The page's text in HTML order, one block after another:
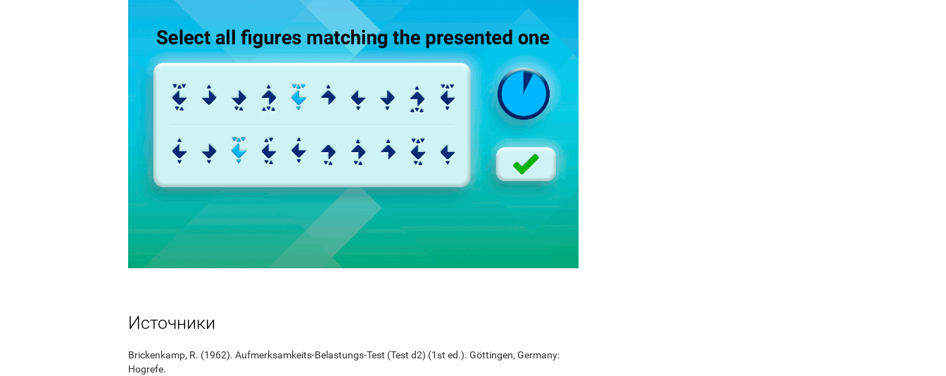
Источники
Brickenkamp, R. (1962). Aufmerksamkeits-Belastungs-Test (Test d2) (1st ed.). Göttingen, Germany:
Hogrefe.